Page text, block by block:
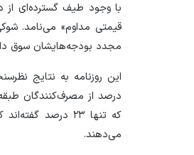
با وجود طیف گسترده‌ای از
قیمتی مداوم» می‌نامد.
مجدد بودجه‌هایشان سوق
درصد از مصرف‌کنندگان
که تنها ۲۳ درصد
می‌دهند.